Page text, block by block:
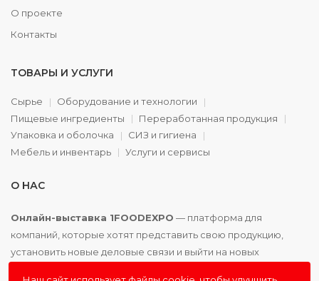
О проекте
Контакты
ТОВАРЫ И УСЛУГИ
Сырье
Оборудование и технологии
Пищевые ингредиенты
Переработанная продукция
Упаковка и оболочка
СИЗ и гигиена
Мебель и инвентарь
Услуги и сервисы
О НАС
Онлайн-выставка 1FOODEXPO — платформа для
компаний, которые хотят представить свою продукцию,
установить новые деловые связи и выйти на новых